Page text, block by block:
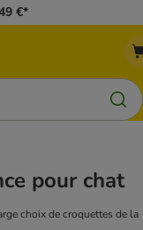
€*
pour chat
choix de croquettes de la